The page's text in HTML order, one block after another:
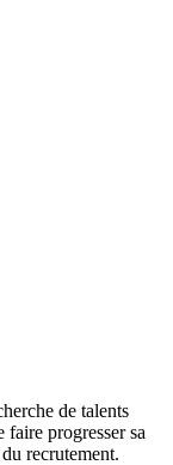
de talents
progresser sa
recrutement.